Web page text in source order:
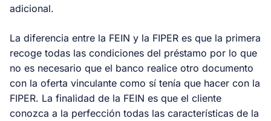
adicional.
La diferencia entre la FEIN y la FIPER es que la primera
recoge todas las condiciones del préstamo por lo que
no es necesario que el banco realice otro documento
con la oferta vinculante como sí tenía que hacer con la
FIPER. La finalidad de la FEIN es que el cliente
conozca a la perfección todas las características de la